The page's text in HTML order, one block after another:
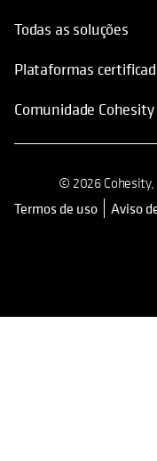
Todas as soluções
Plataformas
Comunidade Cohesity
© 2026 Cohesity,
Termos de usoopens in
Aviso